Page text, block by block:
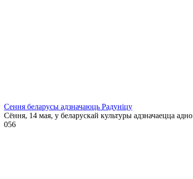
Сення беларусы адзначаюць Радуніцу
Сёння, 14 мая, у беларускай культуры адзначаецца адно
056